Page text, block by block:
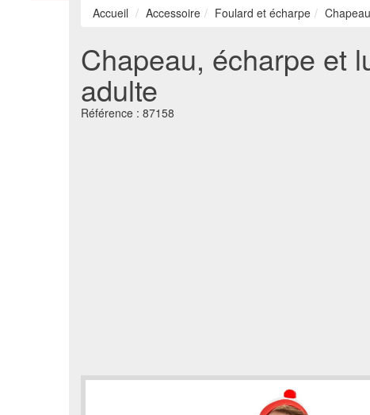
Accueil Accessoire Foulard et écharpe
Chapeau, écharpe et
adulte
Référence : 87158